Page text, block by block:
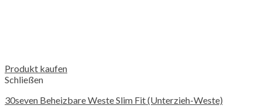
Produkt kaufen
Schließen
30seven Beheizbare Weste Slim Fit (Unterzieh-Weste)